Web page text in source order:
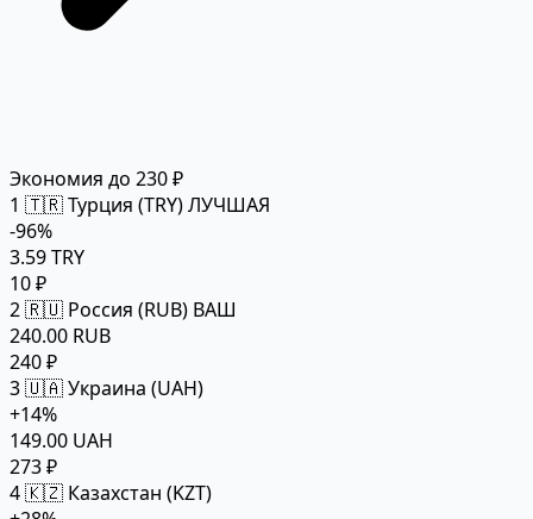
Экономия до 230 ₽
1 🇹🇷 Турция (TRY)ЛУЧШАЯ
-96%
3.59 TRY
10 ₽
2🇷🇺 Россия (RUB) ВАШ
240.00 RUB
240 ₽
3🇺🇦 Украина (UAH)
+14%
149.00 UAH
273 ₽
4🇰🇿 Казахстан (KZT)